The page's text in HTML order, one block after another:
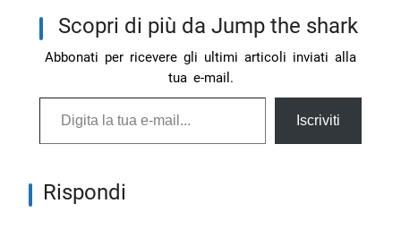
Scopri di più da Jump the shark
Abbonati per ricevere gli ultimi articoli inviati alla
tua e-mail.
Digita la tua e-mail...
Iscriviti
Rispondi